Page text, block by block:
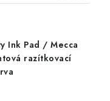
Ink Pad / Mecca
razítkovací